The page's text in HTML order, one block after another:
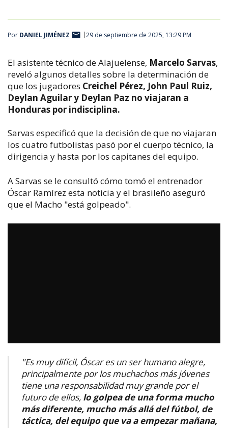
Por DANIEL JIMÉNEZ 29 de septiembre de 2025, 13:29 PM
El asistente técnico de Alajuelense, Marcelo Sarvas,
reveló algunos detalles sobre la determinación de
que los jugadores Creichel Pérez, John Paul Ruiz,
Deylan Aguilar y Deylan Paz no viajaran a
Honduras por indisciplina.
Sarvas especificó que la decisión de que no viajaran
los cuatro futbolistas pasó por el cuerpo técnico, la
dirigencia y hasta por los capitanes del equipo.
A Sarvas se le consultó cómo tomó el entrenador
Óscar Ramírez esta noticia y el brasileño aseguró
que el Macho "está golpeado".
"Es muy difícil, Óscar es un ser humano alegre,
principalmente por los muchachos más jóvenes
tiene una responsabilidad muy grande por el
futuro de ellos, lo golpea de una forma mucho
más diferente, mucho más allá del fútbol, de
táctica, del equipo que va a empezar mañana,